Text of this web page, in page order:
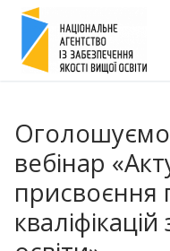
Перейти
вмісту
Оголошуємо
вебінар
присвоєння